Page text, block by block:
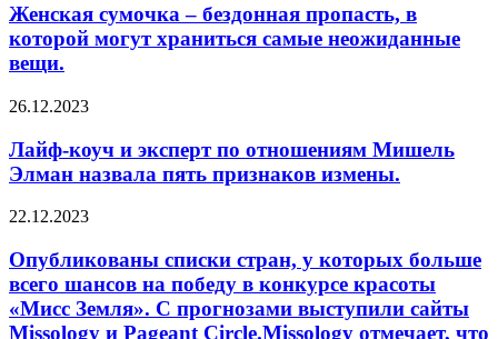
выдал
свой
список
самых
одетых
уходящего
года.
–
бездонная
пропасть,
в
могут
самые
неожиданные
Женская сумочка – бездонная пропасть, в
которой могут храниться самые неожиданные
вещи.
Лайф-
и
эксперт
по
Мишель
назвала
пять
признаков
измены.
26.12.2023
Лайф-коуч и эксперт по отношениям Мишель
Элман назвала пять признаков измены.
Опубликованы
стран,
у
которых
больше
22.12.2023
Опубликованы списки стран, у которых больше
всего шансов на победу в конкурсе красоты
«Мисс Земля». С прогнозами выступили сайты
Missology и Pageant Circle.Missology отмечает, что